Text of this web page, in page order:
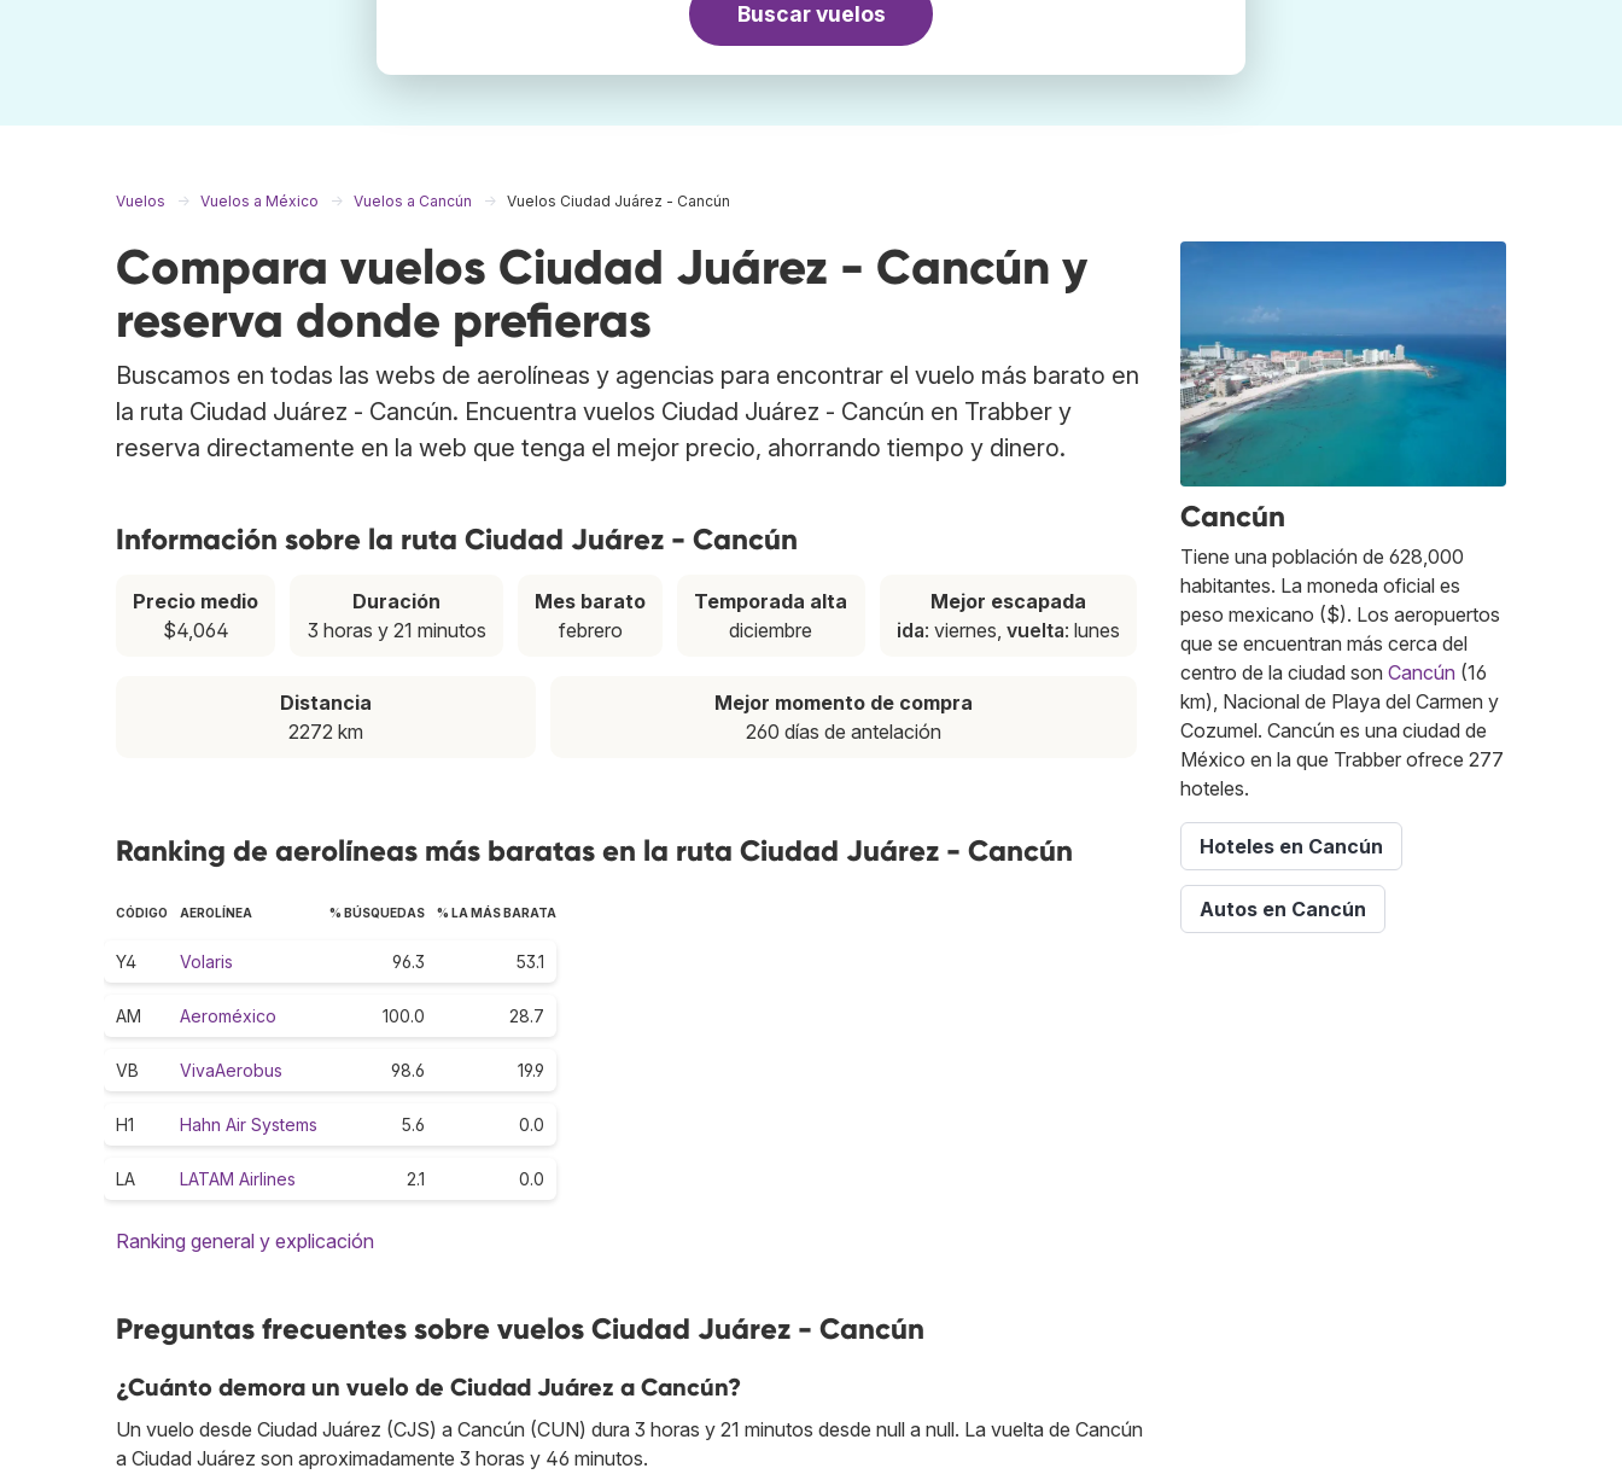
Buscar vuelos
Vuelos Vuelos a México Vuelos a Cancún Vuelos Ciudad Juárez - Cancún
Compara vuelos Ciudad Juárez - Cancún y
reserva donde prefieras
Buscamos en todas las webs de aerolíneas y agencias para encontrar el vuelo más barato en
la ruta Ciudad Juárez - Cancún. Encuentra vuelos Ciudad Juárez - Cancún en Trabber y
reserva directamente en la web que tenga el mejor precio, ahorrando tiempo y dinero.
Información sobre la ruta Ciudad Juárez - Cancún
Precio medio
$4,064
Duración
3 horas y 21 minutos
Mes barato
febrero
Temporada alta
diciembre
Mejor escapada
ida: viernes, vuelta: lunes
Distancia
2272 km
Mejor momento de compra
260 días de antelación
Ranking de aerolíneas más baratas en la ruta Ciudad Juárez - Cancún
CÓDIGO AEROLÍNEA % BÚSQUEDAS % LA MÁS BARATA
Y4 Volaris 96.3 53.1
AM Aeroméxico 100.0 28.7
VB VivaAerobus 98.6 19.9
H1 Hahn Air Systems 5.6 0.0
LA LATAM Airlines 2.1 0.0
Ranking general y explicación
Preguntas frecuentes sobre vuelos Ciudad Juárez - Cancún
¿Cuánto demora un vuelo de Ciudad Juárez a Cancún?
Un vuelo desde Ciudad Juárez (CJS) a Cancún (CUN) dura 3 horas y 21 minutos desde null a null. La vuelta de Cancún
a Ciudad Juárez son aproximadamente 3 horas y 46 minutos.
Cancún
Tiene una población de 628,000
habitantes. La moneda oficial es
peso mexicano ($). Los aeropuertos
que se encuentran más cerca del
centro de la ciudad son Cancún (16
km), Nacional de Playa del Carmen y
Cozumel. Cancún es una ciudad de
México en la que Trabber ofrece 277
hoteles.
Hoteles en Cancún
Autos en Cancún